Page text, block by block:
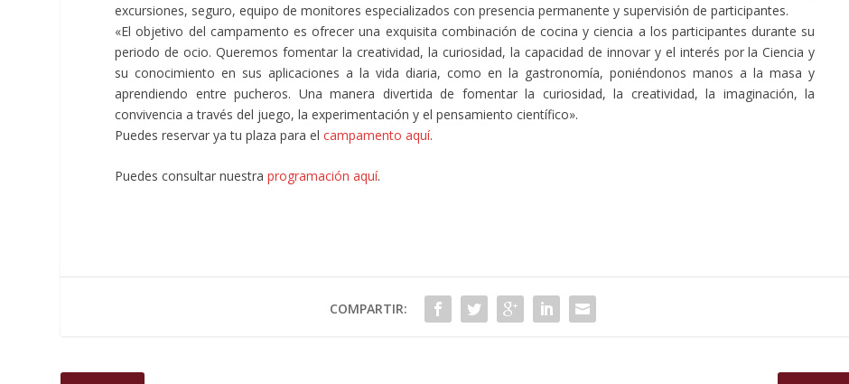
excursiones, seguro, equipo de monitores especializados con presencia permanente y supervisión de participantes.
«El objetivo del campamento es ofrecer una exquisita combinación de cocina y ciencia a los participantes durante su
periodo de ocio. Queremos fomentar la creatividad, la curiosidad, la capacidad de innovar y el interés por la Ciencia y
su conocimiento en sus aplicaciones a la vida diaria, como en la gastronomía, poniéndonos manos a la masa y
aprendiendo entre pucheros. Una manera divertida de fomentar la curiosidad, la creatividad, la imaginación, la
convivencia a través del juego, la experimentación y el pensamiento científico».
Puedes reservar ya tu plaza para elcampamento aquí.
Puedes consultar nuestraprogramación aquí.
COMPARTIR: